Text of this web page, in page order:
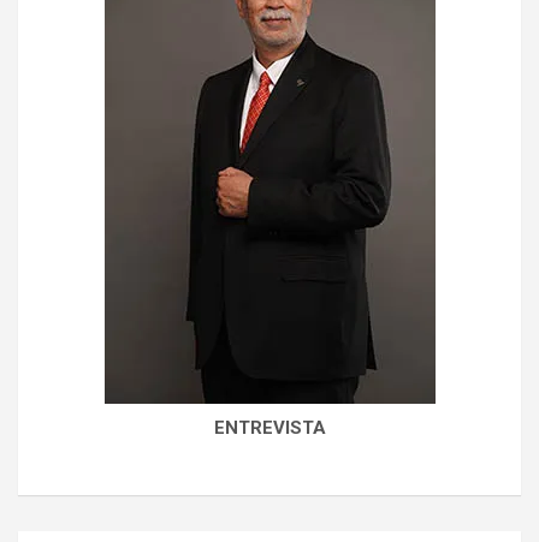
ENTREVISTA